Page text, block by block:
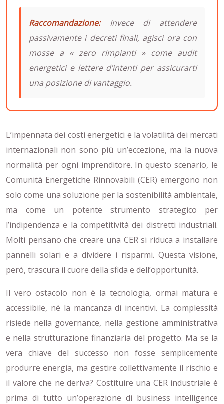
Raccomandazione:Invece di attendere
passivamente i decreti finali, agisci ora con
mosse a « zero rimpianti » come audit
energetici e lettere d’intenti per assicurarti
una posizione di vantaggio.
L’impennata dei costi energetici e la volatilità dei mercati
internazionali non sono più un’eccezione, ma la nuova
normalità per ogni imprenditore. In questo scenario, le
Comunità Energetiche Rinnovabili (CER) emergono non
solo come una soluzione per la sostenibilità ambientale,
ma come un potente strumento strategico per
l’indipendenza e la competitività dei distretti industriali.
Molti pensano che creare una CER si riduca a installare
pannelli solari e a dividere i risparmi. Questa visione,
però, trascura il cuore della sfida e dell’opportunità.
Il vero ostacolo non è la tecnologia, ormai matura e
accessibile, né la mancanza di incentivi. La complessità
risiede nella governance, nella gestione amministrativa
e nella strutturazione finanziaria del progetto. Ma se la
vera chiave del successo non fosse semplicemente
produrre energia, ma gestire collettivamente il rischio e
il valore che ne deriva? Costituire una CER industriale è
prima di tutto un’operazione di business intelligence